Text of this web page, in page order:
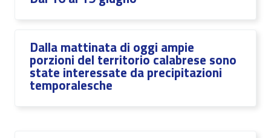
Dalla mattinata di oggi ampie
porzioni del territorio calabrese sono
state interessate da precipitazioni
temporalesche